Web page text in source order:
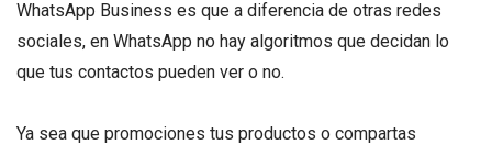
WhatsApp Business es que a diferencia de otras redes
sociales, en WhatsApp no hay algoritmos que decidan lo
que tus contactos pueden ver o no.
Ya sea que promociones tus productos o compartas